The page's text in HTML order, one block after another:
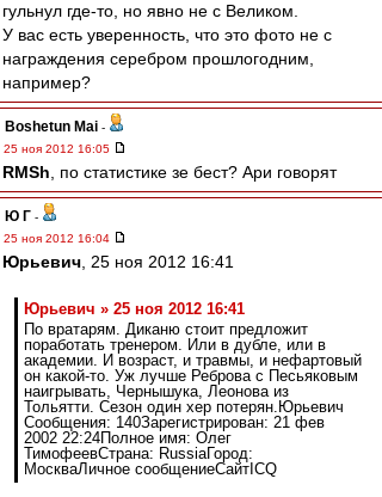
гульнул где-то, но явно не с Великом.
У вас есть уверенность, что это фото не с
награждения серебром прошлогодним,
например?
Boshetun Mai -
25 ноя 2012 16:05
RMSh , по статистике зе бест? Ари говорят
Ю Г -
25 ноя 2012 16:04
Юрьевич , 25 ноя 2012 16:41
Юрьевич » 25 ноя 2012 16:41
По вратарям. Диканю стоит предложит
поработать тренером. Или в дубле, или в
академии. И возраст, и травмы, и нефартовый
он какой-то. Уж лучше Реброва с Песьяковым
наигрывать, Чернышука, Леонова из
Тольятти. Сезон один хер потерян.Юрьевич
Сообщения: 140Зарегистрирован: 21 фев
2002 22:24Полное имя: Олег
ТимофеевСтрана: RussiaГород:
МоскваЛичное сообщениеСайтICQ